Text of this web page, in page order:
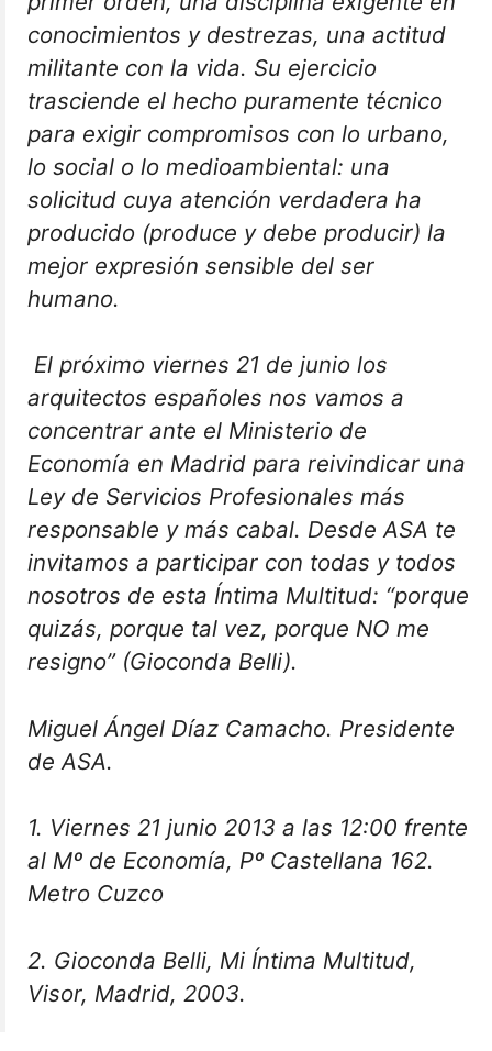
conocimientos y destrezas, una actitud
militante con la vida. Su ejercicio
trasciende el hecho puramente técnico
para exigir compromisos con lo urbano,
lo social o lo medioambiental: una
solicitud cuya atención verdadera ha
producido (produce y debe producir) la
mejor expresión sensible del ser
humano.
El próximo viernes 21 de junio los
arquitectos españoles nos vamos a
concentrar ante el Ministerio de
Economía en Madrid para reivindicar una
Ley de Servicios Profesionales más
responsable y más cabal. Desde ASA te
invitamos a participar con todas y todos
nosotros de esta Íntima Multitud: “porque
quizás, porque tal vez, porque NO me
resigno” (Gioconda Belli).
Miguel Ángel Díaz Camacho. Presidente
de ASA.
1. Viernes 21 junio 2013 a las 12:00 frente
al Mº de Economía, Pº Castellana 162.
Metro Cuzco
2. Gioconda Belli, Mi Íntima Multitud,
Visor, Madrid, 2003.